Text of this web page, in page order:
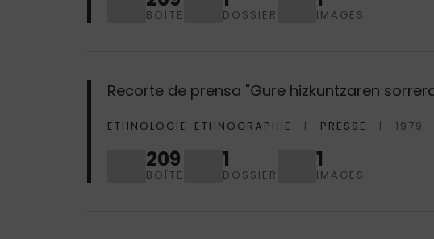
BOÎTE DOSSIER IMAGES
Recorte de prensa "Gure hizkuntzaren
ETHNOLOGIE-ETHNOGRAPHIE PRESSE 1979
209
BOÎTE
1
DOSSIER
1
IMAGES